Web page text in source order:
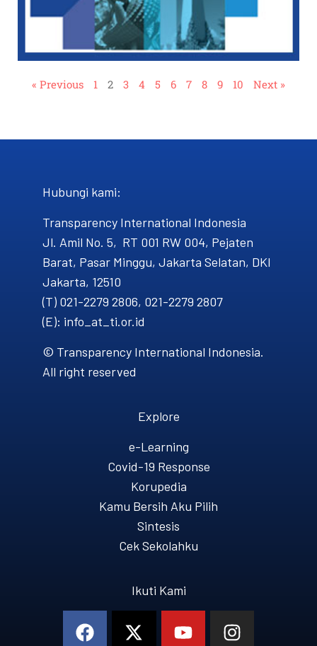
« Previous 1 2 3 4 5 6 7 8 9 10 Next »
Hubungi kami​:
Transparency International Indonesia
Jl. Amil No. 5, RT 001 RW 004, Pejaten
Barat, Pasar Minggu, Jakarta Selatan, DKI
Jakarta, 12510
(T) 021-2279 2806, 021-2279 2807
(E): info_at_ti.or.id
© Transparency International Indonesia.
All right reserved
Explore
e-Learning
Covid-19 Response
Korupedia
Kamu Bersih Aku Pilih
Sintesis
Cek Sekolahku
Ikuti Kami